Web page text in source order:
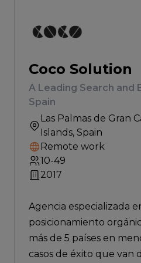
Coco Solution
A Leading Search and
Spain
Las Palmas de Gran
Islands, Spain
Remote work
10-49
2017
Agencia especializada
posicionamiento
más de 5 países en
casos de éxito que van